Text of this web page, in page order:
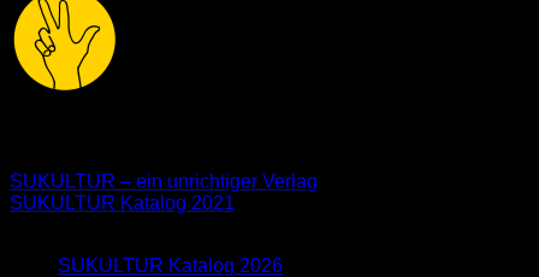
SUKULTUR – ein unrichtiger Verlag
SUKULTUR Katalog 2021
SUKULTUR Katalog 2026